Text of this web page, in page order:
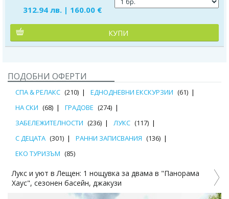
312.94 лв. | 160.00 €
КУПИ
ПОДОБНИ ОФЕРТИ
СПА & РЕЛАКС (210) ЕДНОДНЕВНИ ЕКСКУРЗИИ (61)
НА СКИ (68) ГРАДОВЕ (274)
ЗАБЕЛЕЖИТЕЛНОСТИ (236) ЛУКС (117)
С ДЕЦАТА (301) РАННИ ЗАПИСВАНИЯ (136)
ЕКО ТУРИЗЪМ (85)
Лукс и уют в Лещен: 1 нощувка за двама в "Панорама
Хаус", сезонен басейн, джакузи